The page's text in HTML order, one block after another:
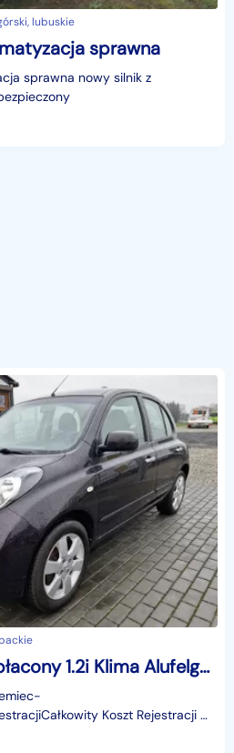
lubuskie
sprawna
nowy silnik z
Nissan Micra III Opłacony 1.2i Klima Alufelgi Stan Super
Koszt Rejestracji to